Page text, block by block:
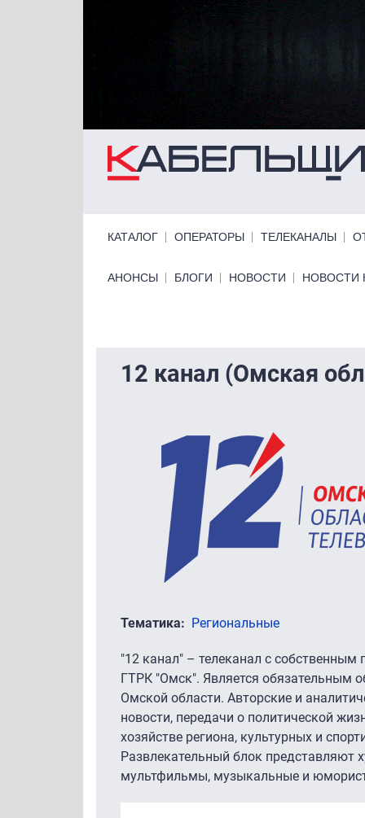
Перейти к основному содержанию
КАТАЛОГ ОПЕРАТОРЫ ТЕЛЕКАНАЛЫ
Primary links bottom
АНОНСЫ БЛОГИ НОВОСТИ НОВОСТИ
12 канал (Омская
Тематика Региональные
"12 канал" – телеканал с
ГТРК "Омск". Является обязательным
Омской области. Авторские и
новости, передачи о политической
хозяйстве региона, культурных и
Развлекательный блок представляют
мультфильмы, музыкальные и